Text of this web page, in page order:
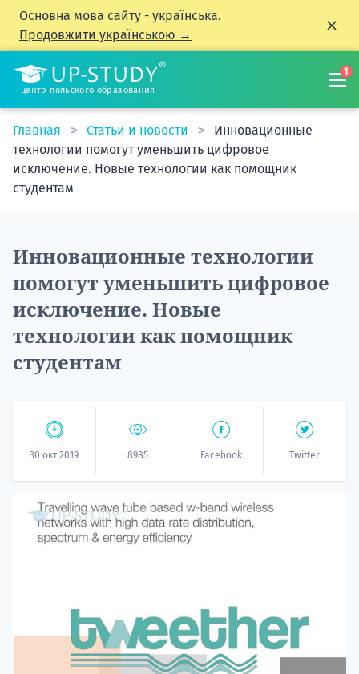
Основна мова сайту - українська.
Продовжити українською →
центр польского образования
1
Главная Статьи и новости
Инновационные
технологии помогут уменьшить цифровое
исключение. Новые технологии как помощник
студентам
Инновационные технологии
помогут уменьшить цифровое
исключение. Новые
технологии как помощник
студентам
30 окт 2019 8985 Facebook Twitter